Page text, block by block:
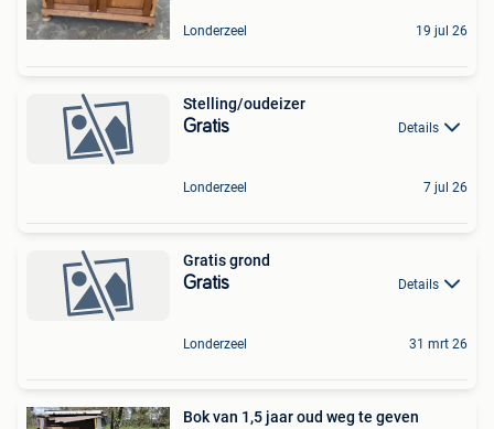
Londerzeel 19 jul 26
Stelling/oudeizer
Gratis Details
Londerzeel 7 jul 26
Gratis grond
Gratis Details
Londerzeel 31 mrt 26
Bok van 1,5 jaar oud weg te geven